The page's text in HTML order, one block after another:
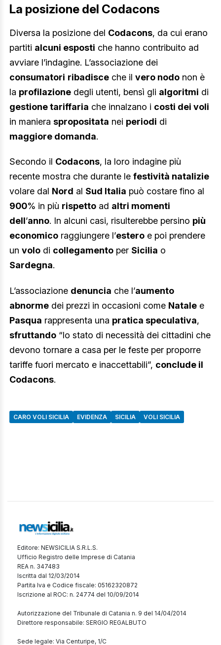
La posizione del Codacons
Diversa la posizione del Codacons, da cui erano
partiti alcuni esposti che hanno contribuito ad
avviare l’indagine. L’associazione dei
consumatori ribadisce che il vero nodo non è
la profilazione degli utenti, bensì gli algoritmi di
gestione tariffaria che innalzano i costi dei voli
in maniera spropositata nei periodi di
maggiore domanda.
Secondo il Codacons, la loro indagine più
recente mostra che durante le festività natalizie
volare dal Nord al Sud Italia può costare fino al
900% in più rispetto ad altri momenti
dell’anno. In alcuni casi, risulterebbe persino più
economico raggiungere l’estero e poi prendere
un volo di collegamento per Sicilia o
Sardegna.
L’associazione denuncia che l’aumento
abnorme dei prezzi in occasioni come Natale e
Pasqua rappresenta una pratica speculativa,
sfruttando “lo stato di necessità dei cittadini che
devono tornare a casa per le feste per proporre
tariffe fuori mercato e inaccettabili”, conclude il
Codacons.
CARO VOLI SICILIA EVIDENZA SICILIA VOLI SICILIA
Editore: NEWSICILIA S.R.L.S.
Ufficio Registro delle Imprese di Catania
REA n. 347483
Iscritta dal 12/03/2014
Partita Iva e Codice fiscale: 05162320872
Iscrizione al ROC: n. 24774 del 10/09/2014
Autorizzazione del Tribunale di Catania n. 9 del 14/04/2014
Direttore responsabile: SERGIO REGALBUTO
Sede legale: Via Centuripe, 1/C